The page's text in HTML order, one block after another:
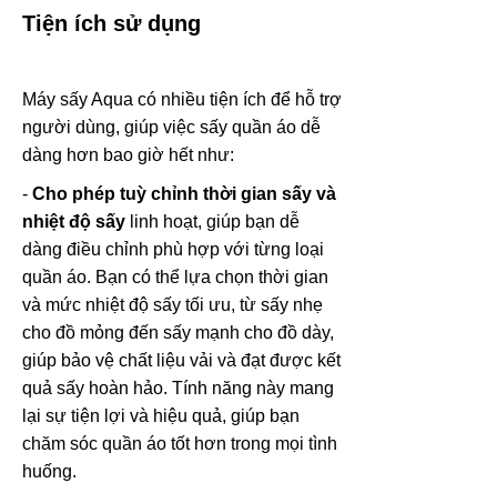
Tiện ích sử dụng
Máy sấy Aqua có nhiều tiện ích để hỗ trợ
người dùng, giúp việc sấy quần áo dễ
dàng hơn bao giờ hết như:
- Cho phép tuỳ chỉnh thời gian sấy và
nhiệt độ sấy linh hoạt, giúp bạn dễ
dàng điều chỉnh phù hợp với từng loại
quần áo. Bạn có thể lựa chọn thời gian
và mức nhiệt độ sấy tối ưu, từ sấy nhẹ
cho đồ mỏng đến sấy mạnh cho đồ dày,
giúp bảo vệ chất liệu vải và đạt được kết
quả sấy hoàn hảo. Tính năng này mang
lại sự tiện lợi và hiệu quả, giúp bạn
chăm sóc quần áo tốt hơn trong mọi tình
huống.